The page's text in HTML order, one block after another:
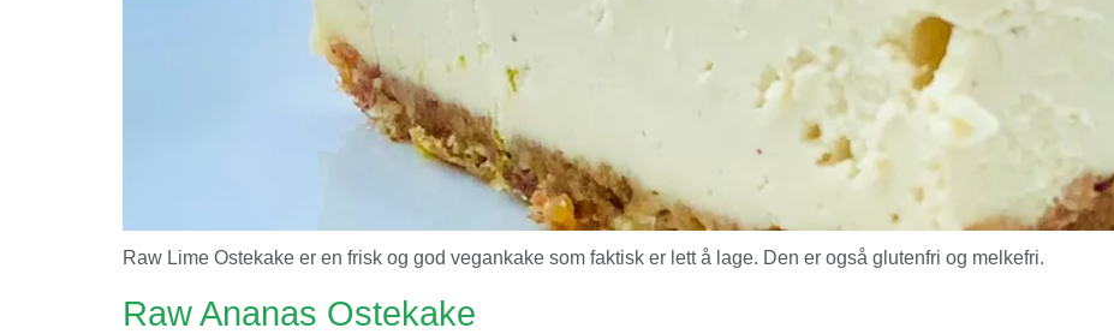
Raw Lime Ostekake er en frisk og god vegankake som faktisk er lett å lage. Den er også glutenfri og melkefri.
Raw Ananas Ostekake